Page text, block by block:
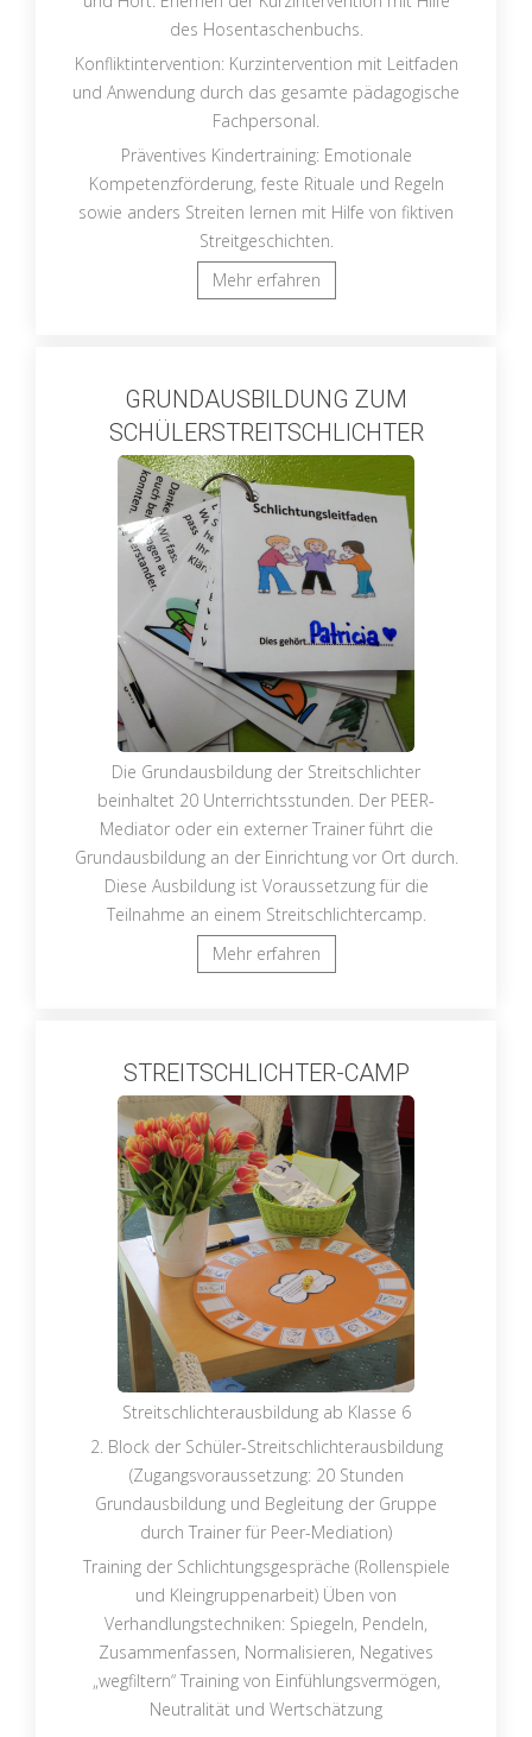
des Hosentaschenbuchs.
Konfliktintervention: Kurzintervention mit Leitfaden
und Anwendung durch das gesamte pädagogische
Fachpersonal.
Präventives Kindertraining: Emotionale
Kompetenzförderung, feste Rituale und Regeln
sowie anders Streiten lernen mit Hilfe von fiktiven
Streitgeschichten.
Mehr erfahren
GRUNDAUSBILDUNG ZUM
SCHÜLERSTREITSCHLICHTER
Die Grundausbildung der Streitschlichter
beinhaltet 20 Unterrichtsstunden. Der PEER-
Mediator oder ein externer Trainer führt die
Grundausbildung an der Einrichtung vor Ort durch.
Diese Ausbildung ist Voraussetzung für die
Teilnahme an einem Streitschlichtercamp.
Mehr erfahren
STREITSCHLICHTER-CAMP
Streitschlichterausbildung ab Klasse 6
2. Block der Schüler-Streitschlichterausbildung
(Zugangsvoraussetzung: 20 Stunden
Grundausbildung und Begleitung der Gruppe
durch Trainer für Peer-Mediation)
Training der Schlichtungsgespräche (Rollenspiele
und Kleingruppenarbeit) Üben von
Verhandlungstechniken: Spiegeln, Pendeln,
Zusammenfassen, Normalisieren, Negatives
„wegfiltern“ Training von Einfühlungsvermögen,
Neutralität und Wertschätzung